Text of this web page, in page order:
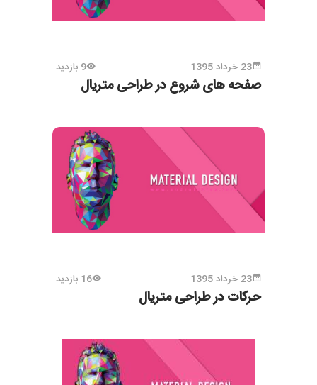
23 خرداد 1395 9 بازدید
صفحه های شروع در طراحی متریال
23 خرداد 1395 16 بازدید
حرکات در طراحی متریال